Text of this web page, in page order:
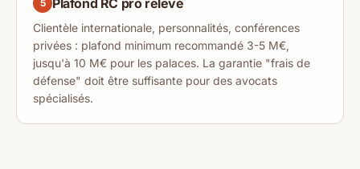
5 Plafond RC pro relevé
Clientèle internationale, personnalités, conférences
privées : plafond minimum recommandé 3-5 M€,
jusqu'à 10 M€ pour les palaces. La garantie "frais de
défense" doit être suffisante pour des avocats
spécialisés.